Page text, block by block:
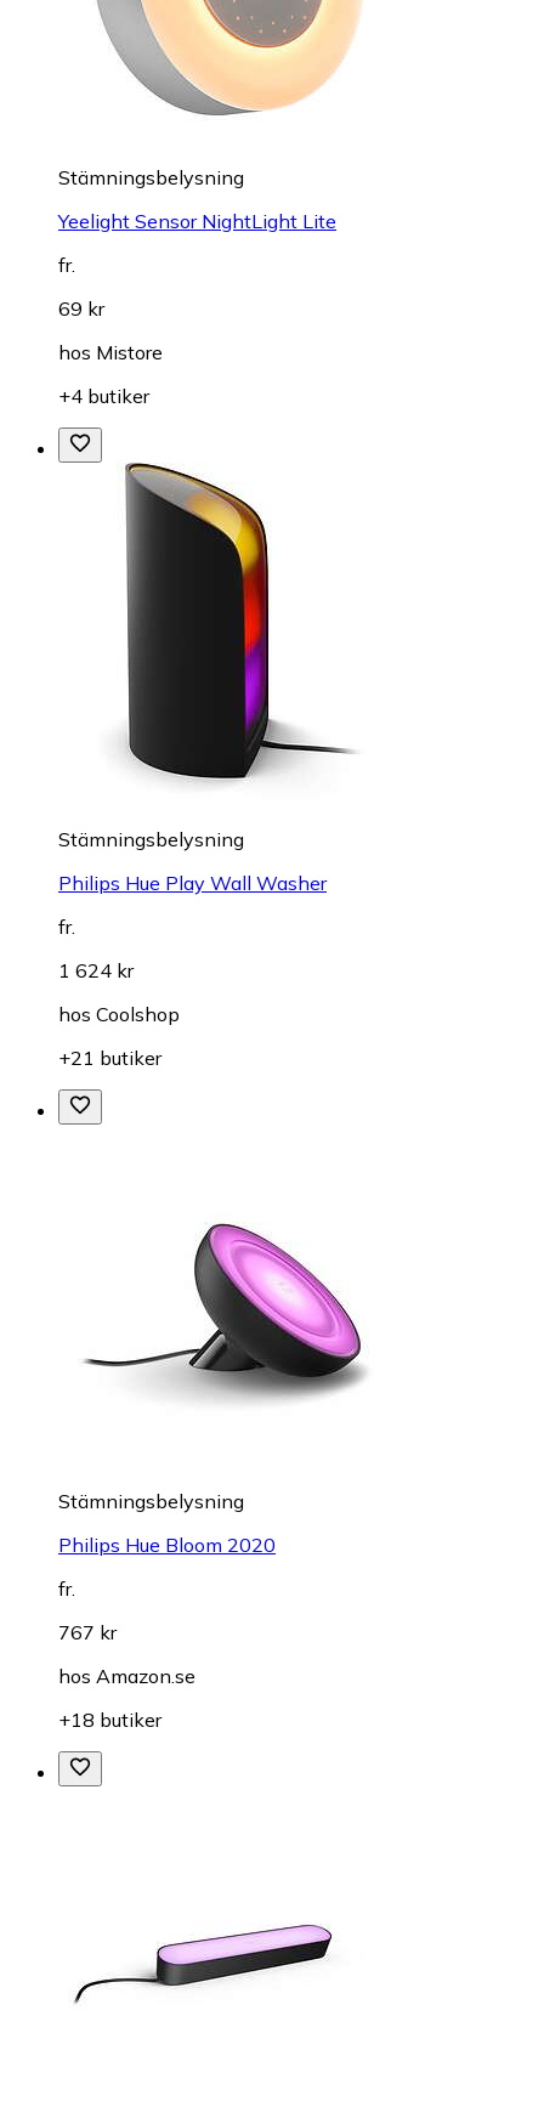
Stämningsbelysning
Yeelight Sensor NightLight Lite
fr.
69 kr
hos Mistore
+4 butiker
Stämningsbelysning
Philips Hue Play Wall Washer
fr.
1 624 kr
hos Coolshop
+21 butiker
Stämningsbelysning
Philips Hue Bloom 2020
fr.
767 kr
hos Amazon.se
+18 butiker